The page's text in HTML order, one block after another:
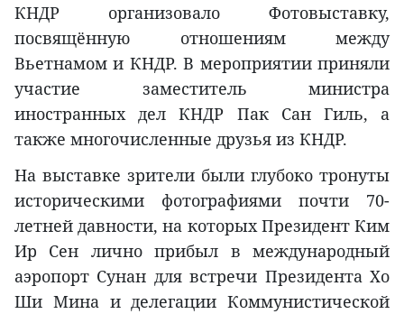
КНДР организовало Фотовыставку,
посвящённую отношениям между
Вьетнамом и КНДР. В мероприятии приняли
участие заместитель министра
иностранных дел КНДР Пак Сан Гиль, а
также многочисленные друзья из КНДР.
На выставке зрители были глубоко тронуты
историческими фотографиями почти 70-
летней давности, на которых Президент Ким
Ир Сен лично прибыл в международный
аэропорт Сунан для встречи Президента Хо
Ши Мина и делегации Коммунистической